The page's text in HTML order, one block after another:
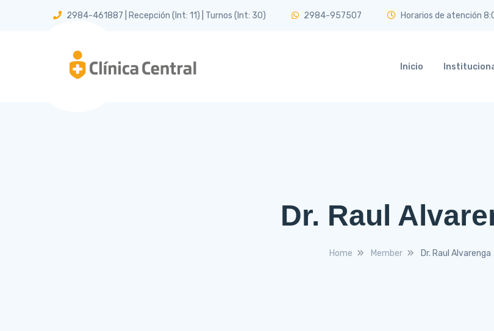
2984-461887 | Recepción (Int: 11) | Turnos (Int: 30) 2984-957507 Horarios de atención
Inicio
Dr. Raul
Home Member Dr. Raul Alvarenga